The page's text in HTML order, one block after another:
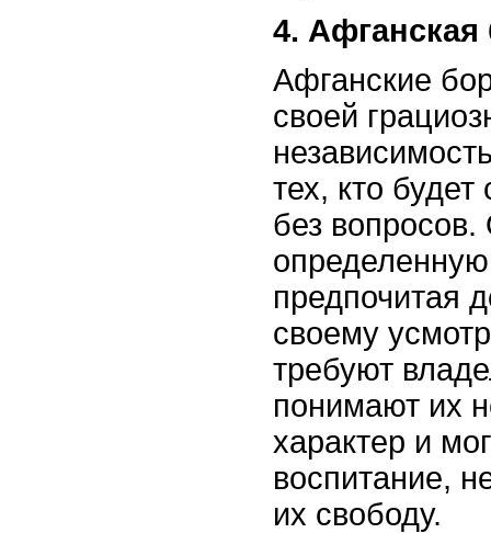
4. Афганская
Афганские
своей
тех, кто
без
предпочитая
своему
требуют
понимают их
характер и
воспитание,
их свободу.